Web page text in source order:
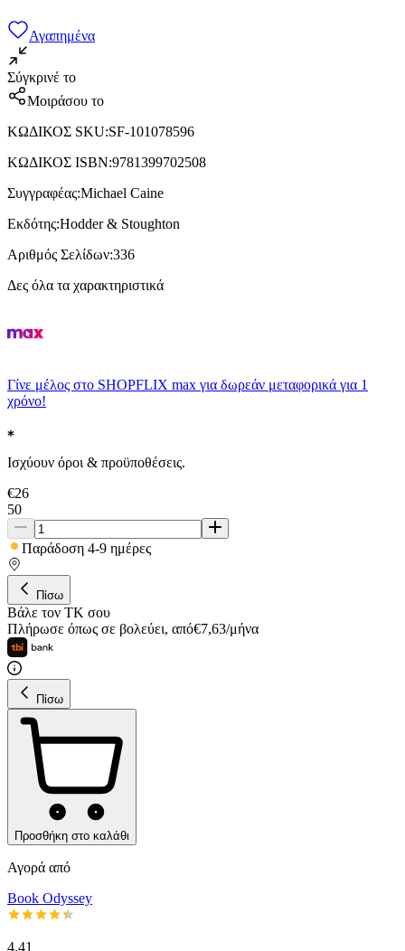
Αγαπημένα
Σύγκρινέ το
Μοιράσου το
ΚΩΔΙΚΟΣ SKU:SF-101078596
ΚΩΔΙΚΟΣ ISBN:9781399702508
Συγγραφέας:Michael Caine
Εκδότης:Hodder & Stoughton
Αριθμός Σελίδων:336
Δες όλα τα χαρακτηριστικά
Γίνε μέλος στο SHOPFLIX max για δωρεάν μεταφορικά για 1
χρόνο!
Ισχύουν όροι & προϋποθέσεις.
€26
50
Παράδοση 4-9 ημέρες
Πίσω
Βάλε τον ΤΚ σου
Πλήρωσε όπως σε βολεύει, από€7,63/μήνα
Πίσω
Προσθήκη στο καλάθι
Αγορά από
Book Odyssey
4.41